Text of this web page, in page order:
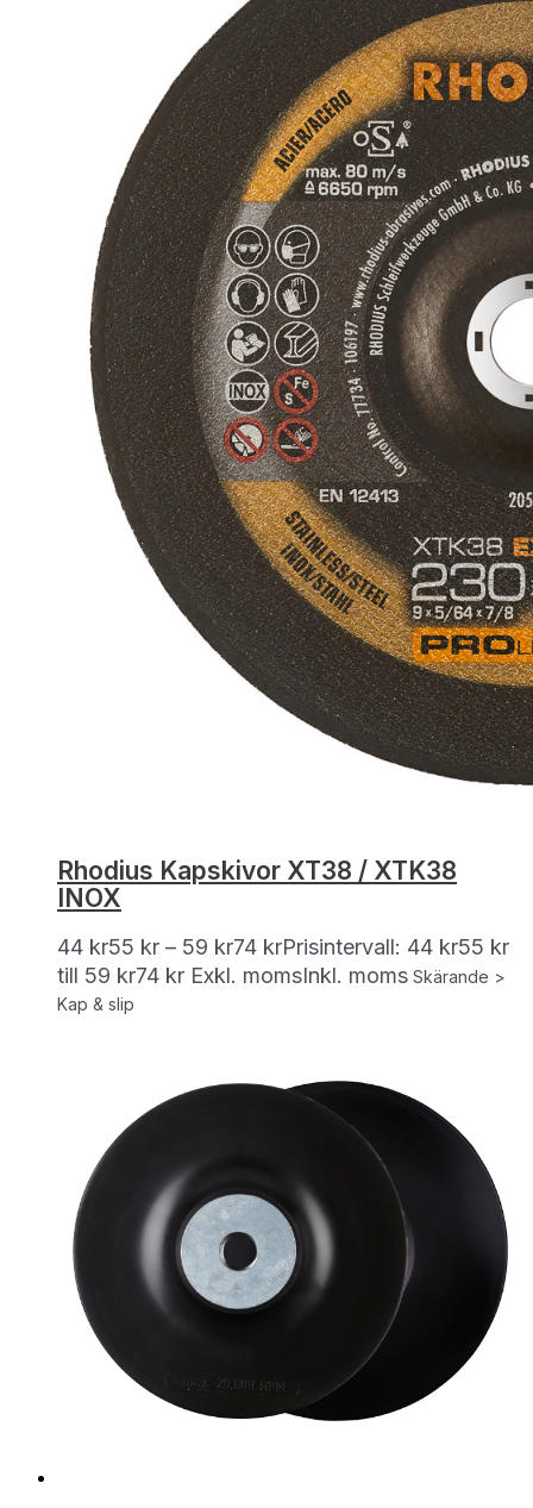
Rhodius Kapskivor XT38 / XTK38
INOX
44 kr55 kr – 59 kr74 krPrisintervall: 44 kr55 kr
till 59 kr74 kr Exkl. momsInkl. moms Skärande >
Kap & slip